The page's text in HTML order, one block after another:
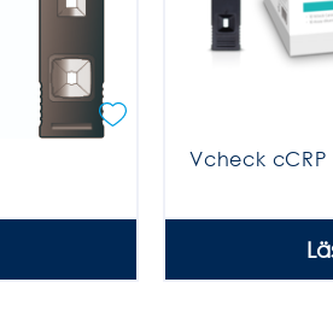
Vcheck cCRP